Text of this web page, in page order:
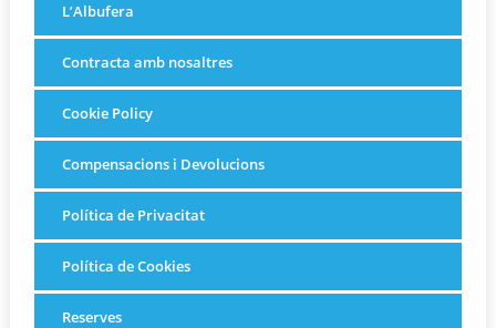
L’Albufera
Contracta amb nosaltres
Cookie Policy
Compensacions i Devolucions
Política de Privacitat
Política de Cookies
Reserves